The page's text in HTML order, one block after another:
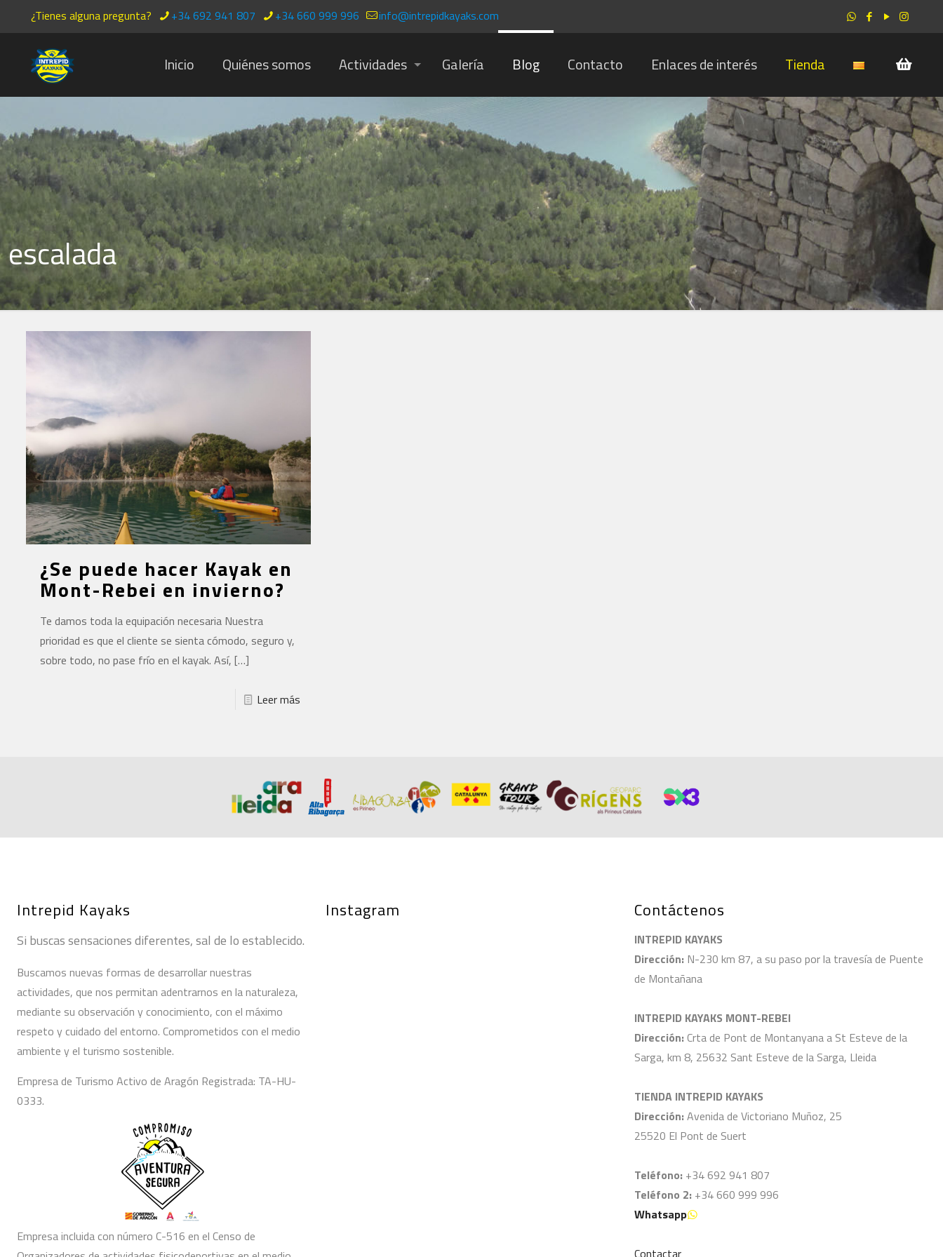
¿Tienes alguna pregunta? +34 692 941 807 +34 660 999 996 info@intrepidkayaks.com
Inicio Quiénes somos Actividades Galería Blog Contacto Enlaces de interés Tienda
escalada
¿Se puede hacer Kayak en
Mont-Rebei en invierno?
Te damos toda la equipación necesaria Nuestra
prioridad es que el cliente se sienta cómodo, seguro y,
sobre todo, no pase frío en el kayak. Así, […]
Leer más
Intrepid Kayaks
Si buscas sensaciones diferentes, sal de lo establecido.
Buscamos nuevas formas de desarrollar nuestras
actividades, que nos permitan adentrarnos en la naturaleza,
mediante su observación y conocimiento, con el máximo
respeto y cuidado del entorno. Comprometidos con el medio
ambiente y el turismo sostenible.
Empresa de Turismo Activo de Aragón Registrada: TA-HU-
0333.
Empresa incluida con número C-516 en el Censo de
Instagram Contáctenos
INTREPID KAYAKS
Dirección: N-230 km 87, a su paso por la travesía de Puente
de Montañana
INTREPID KAYAKS MONT-REBEI
Dirección: Crta de Pont de Montanyana a St Esteve de la
Sarga, km 8, 25632 Sant Esteve de la Sarga, Lleida
TIENDA INTREPID KAYAKS
Dirección: Avenida de Victoriano Muñoz, 25
25520 El Pont de Suert
Teléfono: +34 692 941 807
Teléfono 2: +34 660 999 996
Whatsapp
Contactar